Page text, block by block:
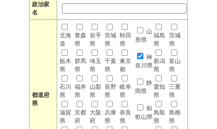
政治家
名
都道府
県
北海
道
青森
県
岩手
県
宮城
県
秋田
県
山
形県
福島
県
茨城
県
栃木
県
群馬
県
埼玉
県
千葉
県
東京
都
神
奈川県
新潟
県
富山
県
石川
県
福井
県
山梨
県
長野
県
岐阜
県
静
岡県
愛知
県
三重
県
滋賀
県
京都
府
大阪
府
兵庫
県
奈良
県
和
歌山県
鳥取
県
島根
県